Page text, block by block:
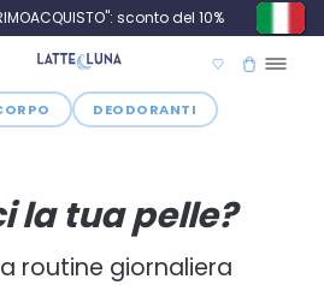
sconto del 10%
DEODORANTI
la tua pelle?
routine giornaliera